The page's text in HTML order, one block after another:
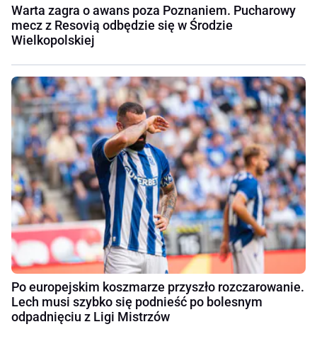
Warta zagra o awans poza Poznaniem. Pucharowy
mecz z Resovią odbędzie się w Środzie
Wielkopolskiej
Po europejskim koszmarze przyszło rozczarowanie.
Lech musi szybko się podnieść po bolesnym
odpadnięciu z Ligi Mistrzów